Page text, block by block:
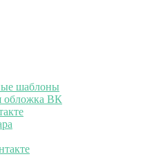
шаблоны
обложка ВК